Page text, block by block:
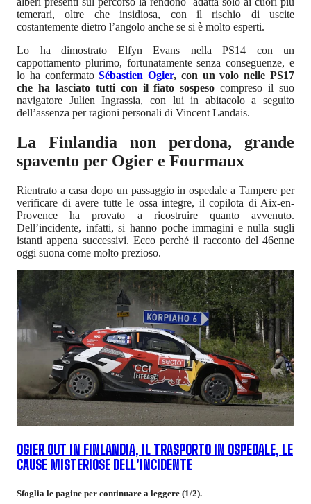
temerari, oltre che insidiosa, con il rischio di uscite
costantemente dietro l’angolo anche se si è molto esperti.
Lo ha dimostrato Elfyn Evans nella PS14 con un
cappottamento plurimo, fortunatamente senza conseguenze, e
lo ha confermato Sébastien Ogier, con un volo nelle PS17
che ha lasciato tutti con il fiato sospesocompreso il suo
navigatore Julien Ingrassia, con lui in abitacolo a seguito
dell’assenza per ragioni personali di Vincent Landais.
La Finlandia non perdona, grande
spavento per Ogier e Fourmaux
Rientrato a casa dopo un passaggio in ospedale a Tampere per
verificare di avere tutte le ossa integre, il copilota di Aix-en-
Provence ha provato a ricostruire quanto avvenuto.
Dell’incidente, infatti, si hanno poche immagini e nulla sugli
istanti appena successivi. Ecco perché il racconto del 46enne
oggi suona come molto prezioso.
OGIER OUT IN FINLANDIA, IL TRASPORTO IN OSPEDALE, LE
CAUSE MISTERIOSE DELL'INCIDENTE
Sfoglia le pagine per continuare a leggere (1/2).